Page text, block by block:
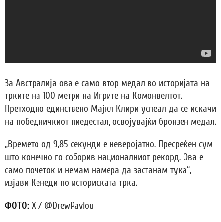
За Австралија ова е само втор медал во историјата на
трките на 100 метри на Игрите на Комонвелтот.
Претходно единствено Мајкл Клири успеал да се искачи
на победничкиот пиедестал, освојувајќи бронзен медал.
„Времето од 9,85 секунди е неверојатно. Пресреќен сум
што конечно го соборив националниот рекорд. Ова е
само почеток и немам намера да застанам тука“,
изјави Кенеди по историската трка.
ФОТО: X / @DrewPavlou